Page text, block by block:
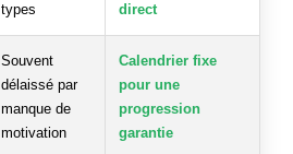
types
direct
Souvent
délaissé par
manque de
motivation
Calendrier fixe
pour une
progression
garantie